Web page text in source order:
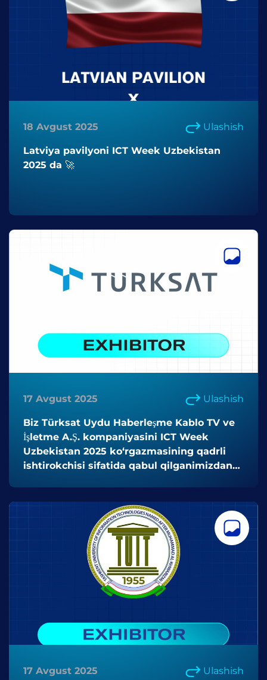
18 Avgust 2025 Ulashish
Latviya pavilyoni ICT Week Uzbekistan
2025 da 🚀
17 Avgust 2025 Ulashish
Biz Türksat Uydu Haberleşme Kablo TV ve
İşletme A.Ş. kompaniyasini ICT Week
Uzbekistan 2025 ko‘rgazmasining qadrli
ishtirokchisi sifatida qabul qilganimizdan
17 Avgust 2025 Ulashish